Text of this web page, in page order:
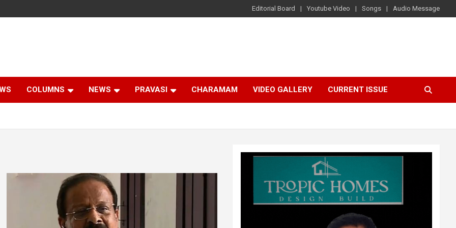
Editorial Board Youtube Video Songs Audio Message
COLUMNS NEWS PRAVASI CHARAMAM VIDEO GALLERY CURRENT ISSUE